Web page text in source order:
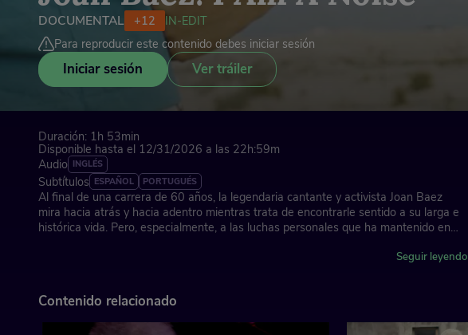
DOCUMENTAL +12
IN-EDIT
Para reproducir este contenido debes iniciar sesión
Iniciar sesión Ver tráiler
Duración: 1h 53min
Disponible hasta el 12/31/2026 a las 22h:59m
Audio INGLÉS
Subtítulos ESPAÑOL PORTUGUÉS
Al final de una carrera de 60 años, la legendaria cantante y activista Joan Baez
mira hacia atrás y hacia adentro mientras trata de encontrarle sentido a su larga e
histórica vida. Pero, especialmente, a las luchas personales que ha mantenido en
Estados Unidos, 2023
Seguir leyendo
Contenido relacionado